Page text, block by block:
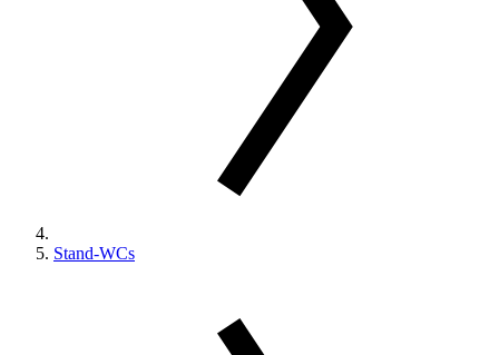
Stand-WCs